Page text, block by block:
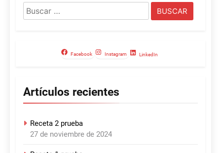
Buscar:
Facebook Instagram LinkedIn
Artículos recientes
Receta 2 prueba
27 de noviembre de 2024